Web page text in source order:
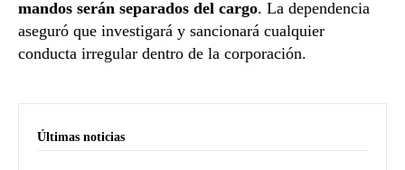
mandos serán separados del cargo. La dependencia
aseguró que investigará y sancionará cualquier
conducta irregular dentro de la corporación.
Últimas noticias